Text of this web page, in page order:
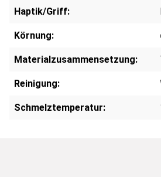
Haptik/Griff:
Körnung:
Materialzusammensetzung:
Reinigung:
Schmelztemperatur: